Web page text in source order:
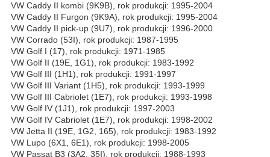
VW Caddy II kombi (9K9B), rok produkcji: 1995-2004
VW Caddy II Furgon (9K9A), rok produkcji: 1995-2004
VW Caddy II pick-up (9U7), rok produkcji: 1996-2000
VW Corrado (53I), rok produkcji: 1987-1995
VW Golf I (17), rok produkcji: 1971-1985
VW Golf II (19E, 1G1), rok produkcji: 1983-1992
VW Golf III (1H1), rok produkcji: 1991-1997
VW Golf III Variant (1H5), rok produkcji: 1993-1999
VW Golf III Cabriolet (1E7), rok produkcji: 1993-1998
VW Golf IV (1J1), rok produkcji: 1997-2003
VW Golf IV Cabriolet (1E7), rok produkcji: 1998-2002
VW Jetta II (19E, 1G2, 165), rok produkcji: 1983-1992
VW Lupo (6X1, 6E1), rok produkcji: 1998-2005
VW Passat B3 (3A2, 35I), rok produkcji: 1988-1993